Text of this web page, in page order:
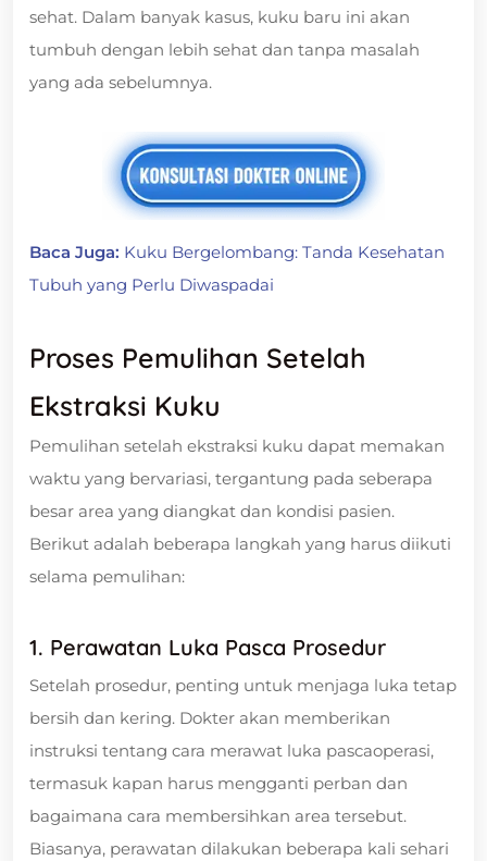
sehat. Dalam banyak kasus, kuku baru ini akan
tumbuh dengan lebih sehat dan tanpa masalah
yang ada sebelumnya.
Baca Juga: Kuku Bergelombang: Tanda Kesehatan
Tubuh yang Perlu Diwaspadai
Proses Pemulihan Setelah
Ekstraksi Kuku
Pemulihan setelah ekstraksi kuku dapat memakan
waktu yang bervariasi, tergantung pada seberapa
besar area yang diangkat dan kondisi pasien.
Berikut adalah beberapa langkah yang harus diikuti
selama pemulihan:
1. Perawatan Luka Pasca Prosedur
Setelah prosedur, penting untuk menjaga luka tetap
bersih dan kering. Dokter akan memberikan
instruksi tentang cara merawat luka pascaoperasi,
termasuk kapan harus mengganti perban dan
bagaimana cara membersihkan area tersebut.
Biasanya, perawatan dilakukan beberapa kali sehari